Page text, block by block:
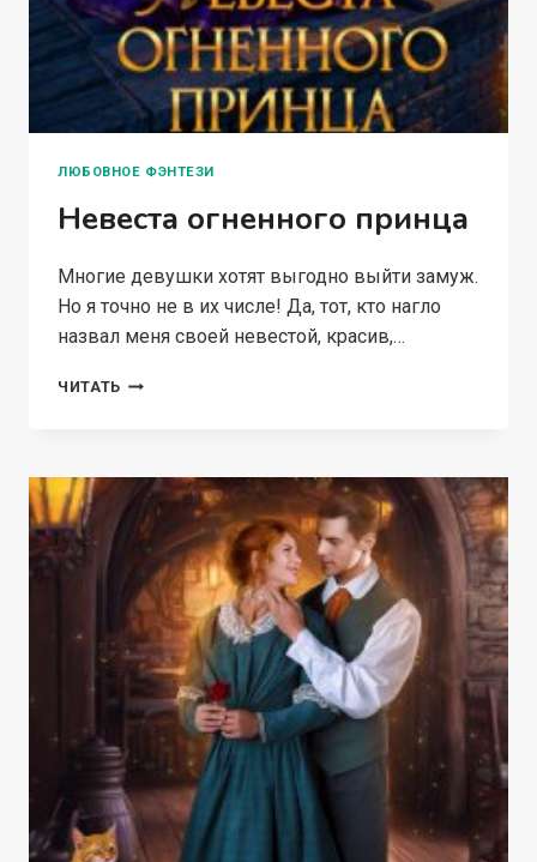
ЛЮБОВНОЕ ФЭНТЕЗИ
Невеста огненного принца
Многие девушки хотят выгодно выйти замуж.
Но я точно не в их числе! Да, тот, кто нагло
назвал меня своей невестой, красив,…
ЧИТАТЬ НЕВЕСТА